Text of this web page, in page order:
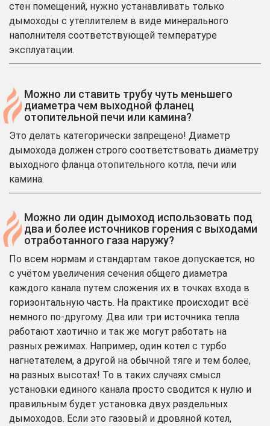
стен помещений, нужно устанавливать только
дымоходы с утеплителем в виде минерального
наполнителя соответствующей температуре
эксплуатации.
Можно ли ставить трубу чуть меньшего
диаметра чем выходной фланец
отопительной печи или камина?
Это делать категорически запрещено! Диаметр
дымохода должен строго соответствовать диаметру
выходного фланца отопительного котла, печи или
камина.
Можно ли один дымоход использовать под
два и более источников горения с выходами
отработанного газа наружу?
По всем нормам и стандартам такое допускается, но
с учётом увеличения сечения общего диаметра
каждого канала путем сложения их в точках входа в
горизонтальную часть. На практике происходит всё
немного по-другому. Два или три источника тепла
работают хаотично и так же могут работать на
разных режимах. Например, один котел с турбо
нагнетателем, а другой на обычной тяге и тем более,
на разных высотах! То в таких случаях смысл
установки единого канала просто сводится к нулю и
правильным будет установка двух раздельных
дымоходов. Если это газовый и дровяной котел,